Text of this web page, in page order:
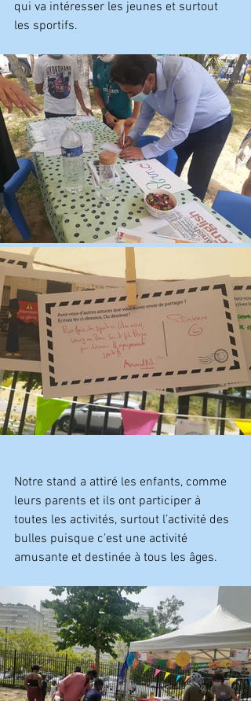
qui va intéresser les jeunes et surtout
les sportifs.
Notre stand a attiré les enfants, comme
leurs parents et ils ont participer à
toutes les activités, surtout l’activité des
bulles puisque c’est une activité
amusante et destinée à tous les âges.